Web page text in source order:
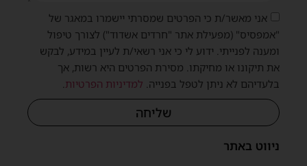
ניווט באתר
אני מאשר/ת כי הפרטים שמסרתי יישמרו במאגר של
"אמפסיס" (מפעילת אתר "חרדים אשדוד") לצורך טיפול
ומענה לפנייתי. ידוע לי כי אני רשאי/ת לעיין במידע, לבקש
את תיקונו או מחיקתו. מסירת הפרטים היא רשות, אך
בלעדיהם לא ניתן לטפל בפנייה.למדיניות הפרטיות.
שליחה